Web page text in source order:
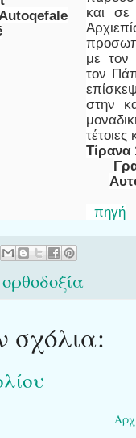
και σε
με
τον
στην
Τίρανα
πηγή
ορθοδοξία
σχόλια: